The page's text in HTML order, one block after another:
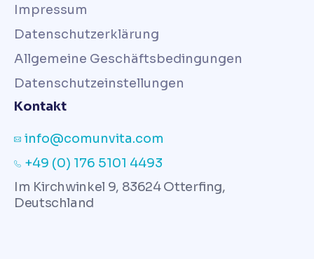
Impressum
Datenschutzerklärung
Allgemeine Geschäftsbedingungen
Datenschutzeinstellungen
Kontakt
info@comunvita.com
+49 (0) 176 5101 4493
Im Kirchwinkel 9, 83624 Otterfing,
Deutschland